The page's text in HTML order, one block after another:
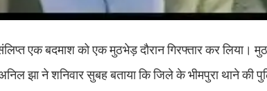
एक बदमाश को एक मुठभेड़ दौरान गिरफ्तार कर लिया।
झा ने शनिवार सुबह बताया कि जिले के भीमपुरा थाने की